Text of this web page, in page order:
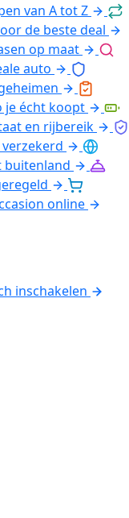
van A tot Z
de beste deal
op maat
auto
je écht koopt
en rijbereik
buitenland
online
inschakelen